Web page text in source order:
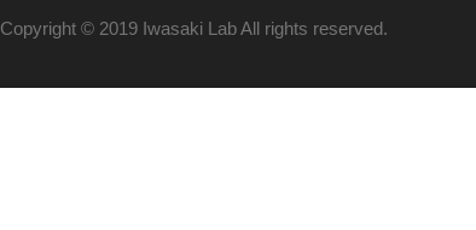
Copyright © 2019 Iwasaki Lab All rights reserved.